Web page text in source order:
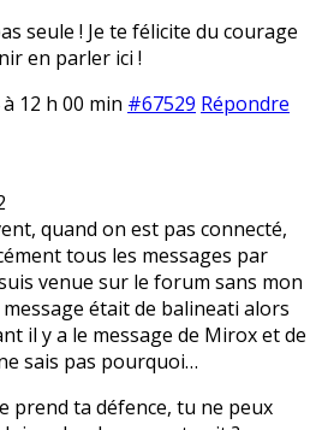
seule ! Je te félicite du courage
en parler ici !
12 h 00 min #67529 Répondre
quand on est pas connecté,
tous les messages par
venue sur le forum sans mon
était de balineati alors
il y a le message de Mirox et de
sais pas pourquoi…
prend ta défence, tu ne peux